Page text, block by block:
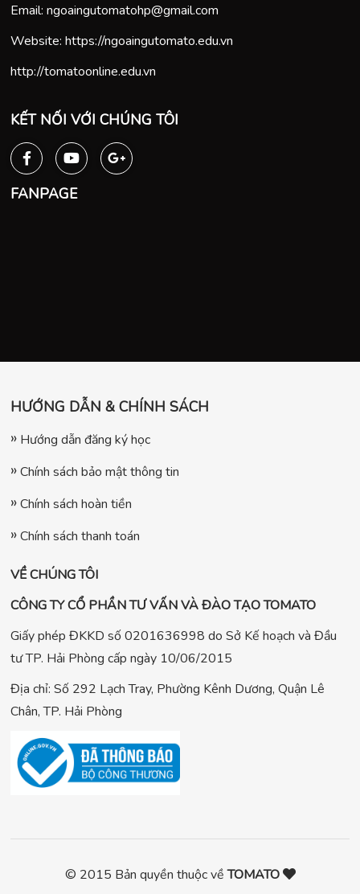
Email: ngoaingutomatohp@gmail.com
Website: https://ngoaingutomato.edu.vn
http://tomatoonline.edu.vn
KẾT NỐI VỚI CHÚNG TÔI
FANPAGE
HƯỚNG DẪN & CHÍNH SÁCH
Hướng dẫn đăng ký học
Chính sách bảo mật thông tin
Chính sách hoàn tiền
Chính sách thanh toán
VỀ CHÚNG TÔI
CÔNG TY CỔ PHẦN TƯ VẤN VÀ ĐÀO TẠO TOMATO
Giấy phép ĐKKD số 0201636998 do Sở Kế hoạch và Đầu
tư TP. Hải Phòng cấp ngày 10/06/2015
Địa chỉ: Số 292 Lạch Tray, Phường Kênh Dương, Quận Lê
Chân, TP. Hải Phòng
© 2015 Bản quyền thuộc vềTOMATO